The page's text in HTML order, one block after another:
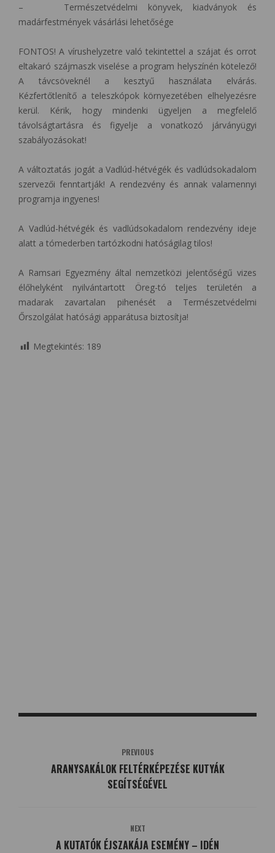
– Természetvédelmi könyvek, kiadványok és
madárfestmények vásárlási lehetősége
FONTOS! A vírushelyzetre való tekintettel a szájat és orrot
eltakaró szájmaszk viselése a program helyszínén kötelező!
A távcsöveknél a kesztyű használata elvárás.
Kézfertőtlenítő a teleszkópok környezetében elhelyezésre
kerül. Kérik, hogy mindenki ügyeljen a megfelelő
távolságtartásra és figyelje a vonatkozó járványügyi
szabályozásokat!
A változtatás jogát a Vadlúd-hétvégék és vadlúdsokadalom
szervezői fenntartják! A rendezvény és annak valamennyi
programja ingyenes!
A Vadlúd-hétvégék és vadlúdsokadalom rendezvény ideje
alatt a tómederben tartózkodni hatóságilag tilos!
A Ramsari Egyezmény által nemzetközi jelentőségű vizes
élőhelyként nyilvántartott Öreg-tó teljes területén a
madarak zavartalan pihenését a Természetvédelmi
Őrszolgálat hatósági apparátusa biztosítja!
Megtekintés: 189
PREVIOUS
ARANYSAKÁLOK FELTÉRKÉPEZÉSE KUTYÁK
SEGÍTSÉGÉVEL
NEXT
A KUTATÓK ÉJSZAKÁJA ESEMÉNY – IDÉN